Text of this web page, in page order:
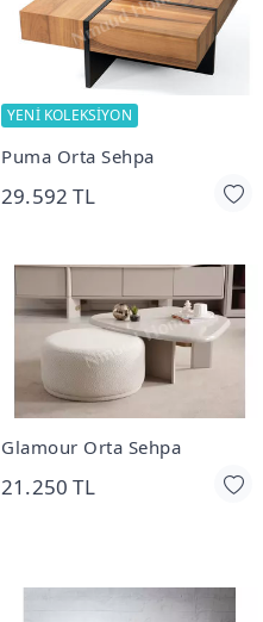
YENİ KOLEKSİYON
Puma Orta Sehpa
29.592 TL
Glamour Orta Sehpa
21.250 TL